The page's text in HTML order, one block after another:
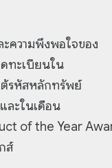
ะความพึงพอใจของ
ดทะเบียนใน
ต้รหัสหลักทรัพย์
ละในเดือน
of the Year
ส์